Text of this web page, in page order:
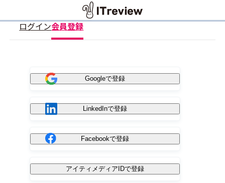
ログイン会員登録
Googleで登録
LinkedInで登録
Facebookで登録
アイティメディアIDで登録